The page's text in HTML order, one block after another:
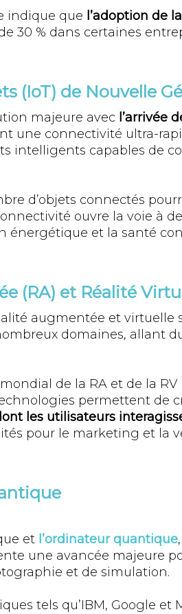
indique que l’adoption de
30 % dans certaines
(IoT) de Nouvelle
majeure avec l’arrivée
une connectivité ultra-
intelligents capables de
d’objets connectés
ouvre la voie à
énergétique et la santé
(RA) et Réalité
augmentée et virtuelle
domaines, allant
de la RA et de la
permettent de
les utilisateurs
pour le marketing et la
et l’ordinateur quantique
une avancée majeure
et de simulation.
tels qu’IBM, Google